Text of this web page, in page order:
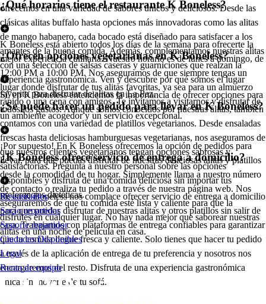
ofrecemos en una variedad de sabores únicos y deliciosos. Desde las
clásicas alitas buffalo hasta opciones más innovadoras como las alitas
de mango habanero, cada bocado está diseñado para satisfacer a los
amantes de la buena comida. Además, complementamos nuestras alitas
con una selección de salsas caseras y guarniciones que realzan la
experiencia gastronómica. Ven y descubre por qué somos el lugar
favorito para disfrutar de alitas en La Paz.
¿Qué horarios tiene el restaurante K Boneless?
K Boneless está abierto todos los días de la semana para ofrecerte la
mejor experiencia culinaria. Nuestro horario es de lunes a domingo, de
12:00 PM a 10:00 PM. Nos aseguramos de que siempre tengas un
lugar donde disfrutar de tus alitas favoritas, ya sea para un almuerzo
rápido o una cena con amigos. Te invitamos a visitarnos y disfrutar de
un ambiente acogedor y un servicio excepcional.
¿Ofrecen opciones vegetarianas en K Boneless?
Sí, en K Boneless entendemos la importancia de ofrecer opciones para
todos los gustos. Aunque somos conocidos por nuestras alitas, también
contamos con una variedad de platillos vegetarianos. Desde ensaladas
frescas hasta deliciosas hamburguesas vegetarianas, nos aseguramos de
que nuestros clientes vegetarianos tengan opciones sabrosas y
satisfactorias. Pregunta a nuestro personal sobre las opciones
disponibles y disfruta de una comida deliciosa sin importar tus
preferencias dietéticas.
¿Se puede hacer un pedido para llevar en K Boneless?
¡Por supuesto! En K Boneless ofrecemos la opción de pedidos para
llevar, para que puedas disfrutar de nuestras deliciosas alitas y platillos
desde la comodidad de tu hogar. Simplemente llama a nuestro número
de contacto o realiza tu pedido a través de nuestra página web. Nos
aseguraremos de que tu comida esté lista y caliente para que la
disfrutes en cualquier lugar. No hay nada mejor que saborear nuestras
alitas en una noche de película en casa.
¿K Boneless ofrece servicio de entrega a domicilio?
Sí, en K Boneless nos complace ofrecer servicio de entrega a domicilio
para que puedas disfrutar de nuestras alitas y otros platillos sin salir de
casa. Trabajamos con plataformas de entrega confiables para garantizar
que tu comida llegue fresca y caliente. Solo tienes que hacer tu pedido
a través de la aplicación de entrega de tu preferencia y nosotros nos
encargaremos del resto. Disfruta de una experiencia gastronómica
única sin moverte de tu sofá.
Restaurantes
Socio repartidor
Soporte repartidor
Ciudades Disponibles
Legal
Renta de equipo